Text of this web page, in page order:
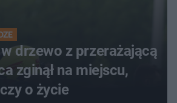
w drzewo z przerażającą
zginął na miejscu,
o życie